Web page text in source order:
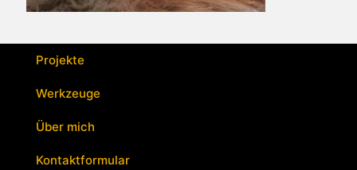
Projekte
Werkzeuge
Über mich
Kontaktformular